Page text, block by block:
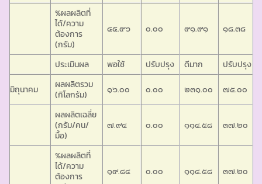
%ผลผลิตที่
ได้/ความ
ต้องการ
(กรัม)
๔๕.๙๖ ๐.๐๐ ๙๑.๙๑ ๑๘.๓๘
ประเมินผล พอใช้ ปรับปรุง ดีมาก
ปรับปรุง
มิถุนาคม
ผลผลิตรวม
(กิโลกรัม)
๑๖.๐๐ ๐.๐๐ ๒๓๑.๐๐
๗๕.๐๐
ผลผลิตเฉลี่ย
(กรัม/คน/
มื้อ)
๗.๙๔ ๐.๐๐ ๑๑๔.๕๘ ๓๗.๒๐
%ผลผลิตที่
ได้/ความ
ต้องการ
๑๙.๘๔ ๐.๐๐ ๑๑๔.๕๘ ๓๗.๒๐